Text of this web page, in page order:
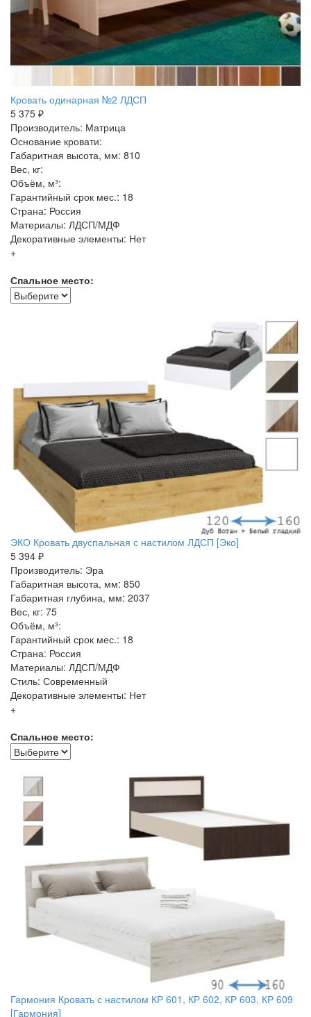
Кровать одинарная №2 ЛДСП
5 375 ₽
Производитель: Матрица
Основание кровати:
Габаритная высота, мм: 810
Вес, кг:
Объём, м³:
Гарантийный срок мес.: 18
Страна: Россия
Материалы: ЛДСП/МДФ
Декоративные элементы: Нет
+
Спальное место:
ЭКО Кровать двуспальная с настилом ЛДСП [Эко]
5 394 ₽
Производитель: Эра
Габаритная высота, мм: 850
Габаритная глубина, мм: 2037
Вес, кг: 75
Объём, м³:
Гарантийный срок мес.: 18
Страна: Россия
Материалы: ЛДСП/МДФ
Стиль: Современный
Декоративные элементы: Нет
+
Спальное место:
Гармония Кровать с настилом КР 601, КР 602, КР 603, КР 609
[Гармония]